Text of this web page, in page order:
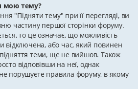
мою тему?
"Підняти тему" при її перегляді, ви
частину першої сторінки форуму.
то це означає, що можливість
відключена, або час, який повинен
теми, ще не вийшов. Також
відповівши на неї, однак
порушуєте правила форуму, в якому